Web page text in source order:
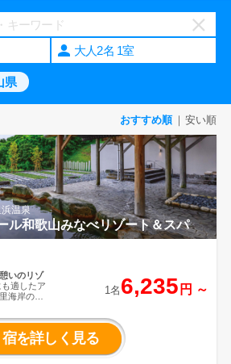
大人2名 1室
県
おすすめ順 安い順
温泉
ル和歌山みなべリゾート＆スパ
いのリゾ
適したア
海岸の高
なべリゾ
な眺望を備
れる隠れ
ャーワー
1名 6,235 円 ～
宿を詳しく見る